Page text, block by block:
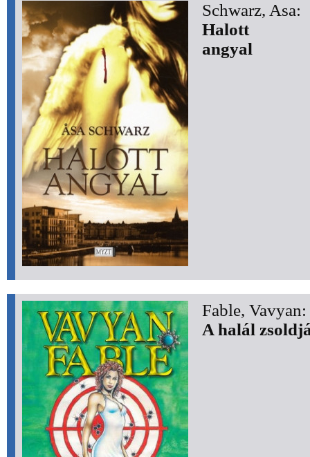
Schwarz, Asa:
Halott
angyal
Fable, Vavyan:
A halál